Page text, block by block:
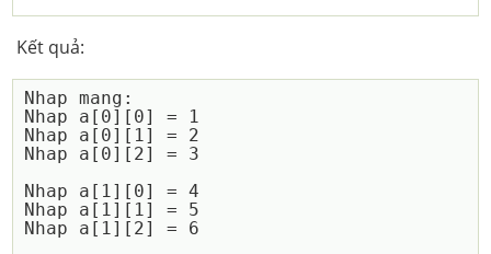
Kết quả:
Nhap mang:
Nhap a[0][0] = 1
Nhap a[0][1] = 2
Nhap a[0][2] = 3
Nhap a[1][0] = 4
Nhap a[1][1] = 5
Nhap a[1][2] = 6